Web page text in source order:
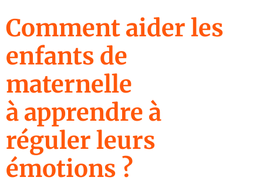
Comment aider les
enfants de
maternelle
à apprendre à
réguler leurs
émotions ?